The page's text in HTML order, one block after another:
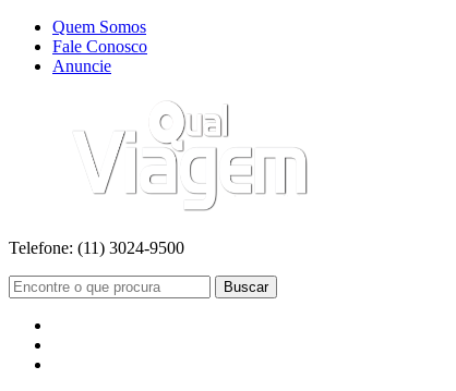
Quem Somos
Fale Conosco
Anuncie
Telefone: (11) 3024-9500
Buscar